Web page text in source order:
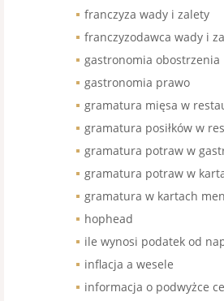
franczyza wady i zalety
franczyzodawca wady i
gastronomia obostrzenia
gastronomia prawo
gramatura mięsa w
gramatura posiłków w
gramatura potraw w
gramatura potraw w
gramatura w kartach
hophead
ile wynosi podatek od
inflacja a wesele
informacja o podwyżce